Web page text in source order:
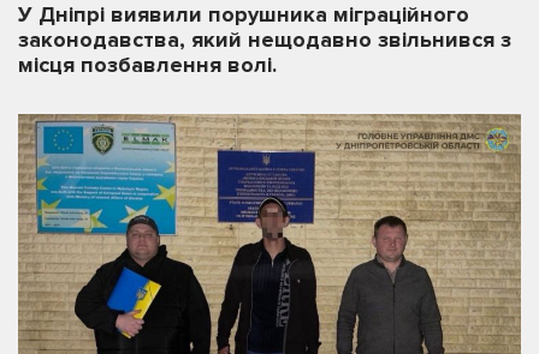
У Дніпрі виявили порушника міграційного
законодавства, який нещодавно звільнився з
місця позбавлення волі.